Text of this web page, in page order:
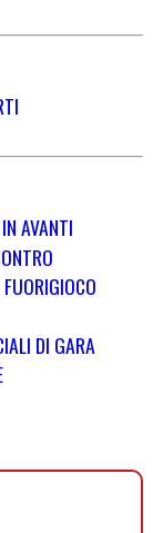
AVANTI
FUORIGIOCO
DI GARA